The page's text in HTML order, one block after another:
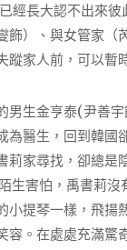
經長大認不出來彼
飾）、與女管家（
蹤家人前，可以暫
男生金亨泰(尹善
為醫生，回到韓國
莉家尋找，卻總是
生害怕，禹書莉沒
小提琴一樣，飛揚
容。在處處充滿驚